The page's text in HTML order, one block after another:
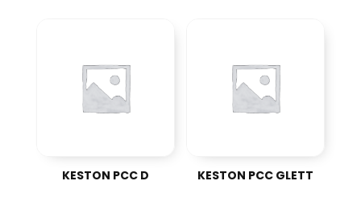
KESTON PCC D KESTON PCC GLETT